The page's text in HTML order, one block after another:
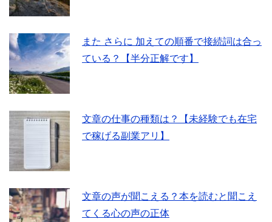
また さらに 加えての順番で接続詞は合っ
ている？【半分正解です】
文章の仕事の種類は？【未経験でも在宅
で稼げる副業アリ】
文章の声が聞こえる？本を読むと聞こえ
てくる心の声の正体